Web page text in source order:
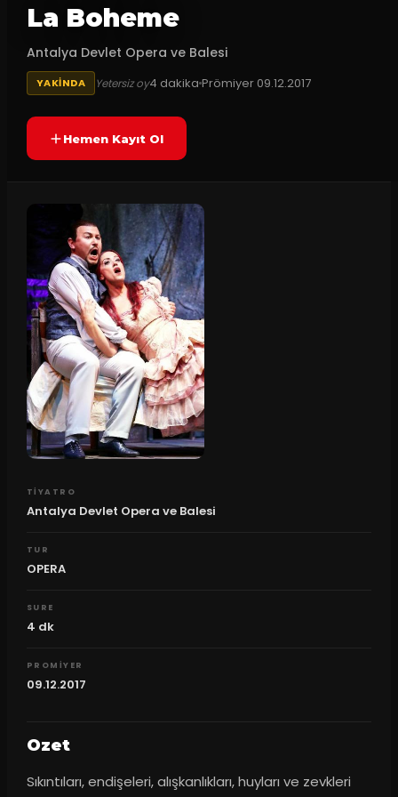
La Boheme
Antalya Devlet Opera ve Balesi
YAKINDA Yetersiz oy4 dakikaPrömiyer 09.12.2017
Hemen Kayıt Ol
TIYATRO
Antalya Devlet Opera ve Balesi
TUR
OPERA
SURE
4 dk
PROMIYER
09.12.2017
Ozet
Sıkıntıları, endişeleri, alışkanlıkları, huyları ve zevkleri